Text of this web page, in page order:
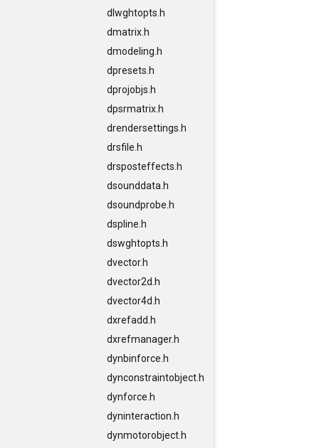
dlwghtopts.h
dmatrix.h
dmodeling.h
dpresets.h
dprojobjs.h
dpsrmatrix.h
drendersettings.h
drsfile.h
drsposteffects.h
dsounddata.h
dsoundprobe.h
dspline.h
dswghtopts.h
dvector.h
dvector2d.h
dvector4d.h
dxrefadd.h
dxrefmanager.h
dynbinforce.h
dynconstraintobject.h
dynforce.h
dyninteraction.h
dynmotorobject.h